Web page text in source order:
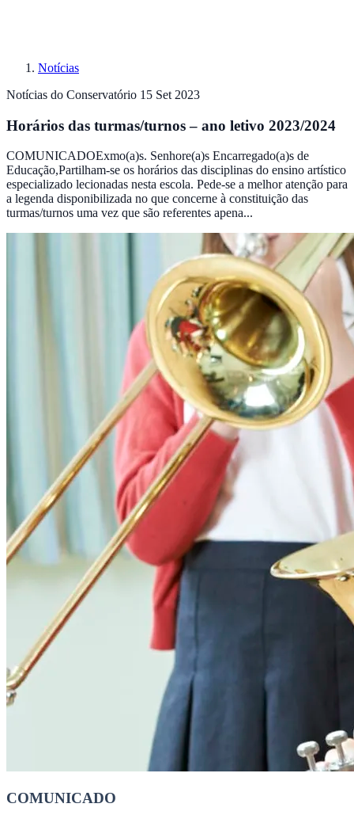
Notícias
Notícias do Conservatório 15 Set 2023
Horários das turmas/turnos – ano letivo 2023/2024
COMUNICADOExmo(a)s. Senhore(a)s Encarregado(a)s de
Educação,Partilham-se os horários das disciplinas do ensino artístico
especializado lecionadas nesta escola. Pede-se a melhor atenção para
a legenda disponibilizada no que concerne à constituição das
turmas/turnos uma vez que são referentes apena...
COMUNICADO